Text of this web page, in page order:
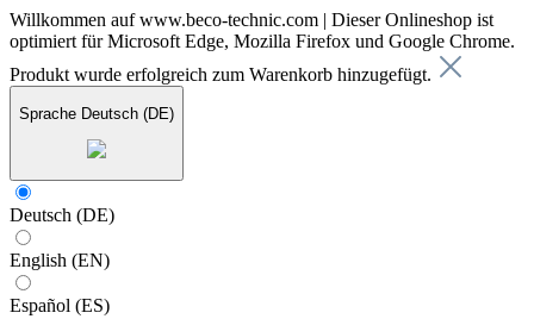
Willkommen auf www.beco-technic.com | Dieser Onlineshop ist
optimiert für Microsoft Edge, Mozilla Firefox und Google Chrome.
Produkt wurde erfolgreich zum Warenkorb hinzugefügt.
Sprache Deutsch (DE)
Deutsch (DE)
English (EN)
Español (ES)